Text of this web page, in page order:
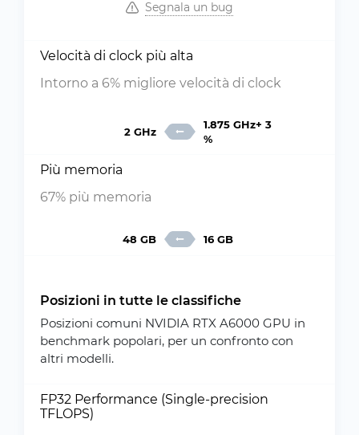
Segnala un bug
Velocità di clock più alta
Intorno a 6% migliore velocità di clock
2 GHz
1.875 GHz+ 3
%
Più memoria
67% più memoria
48 GB 16 GB
Posizioni in tutte le classifiche
Posizioni comuni NVIDIA RTX A6000 GPU in
benchmark popolari, per un confronto con
altri modelli.
FP32 Performance (Single-precision
TFLOPS)